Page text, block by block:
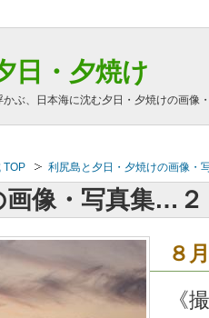
TOP 利尻島と夕日・夕焼けの画像・
画像・写真集…２
８
《
日・夕焼け
ぶ、日本海に沈む夕日・夕焼けの画像